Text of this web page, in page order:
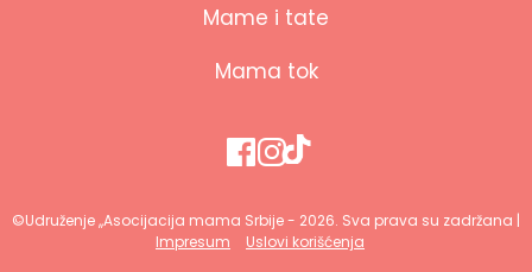
Mame i tate
Mama tok
©Udruženje ,,Asocijacija mama Srbije - 2026. Sva prava su zadržana |
Impresum
Uslovi korišćenja